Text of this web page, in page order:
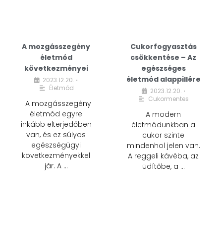
A mozgásszegény
életmód
következményei
2023.12.20. •
Életmód
A mozgásszegény
életmód egyre
inkább elterjedőben
van, és ez súlyos
egészségügyi
következményekkel
jár. A …
Cukorfogyasztás
csökkentése – Az
egészséges
életmód alappillére
2023.12.20. •
Cukormentes
A modern
életmódunkban a
cukor szinte
mindenhol jelen van.
A reggeli kávéba, az
üdítőbe, a …